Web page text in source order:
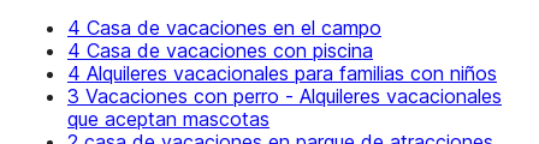
4 Casa de vacaciones en el campo
4 Casa de vacaciones con piscina
4 Alquileres vacacionales para familias con niños
3 Vacaciones con perro - Alquileres vacacionales
que aceptan mascotas